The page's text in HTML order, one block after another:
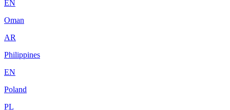
EN
Oman
AR
Philippines
EN
Poland
PL